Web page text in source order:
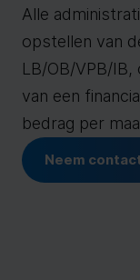
Alle
opstellen van
LB/OB/VPB/
van een
bedrag per
Neem